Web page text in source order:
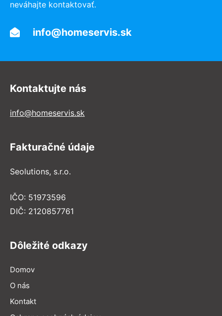
neváhajte kontaktovať.
info@homeservis.sk
Kontaktujte nás
info@homeservis.sk
Fakturačné údaje
Seolutions, s.r.o.
IČO: 51973596
DIČ: 2120857761
Dôležité odkazy
Domov
O nás
Kontakt